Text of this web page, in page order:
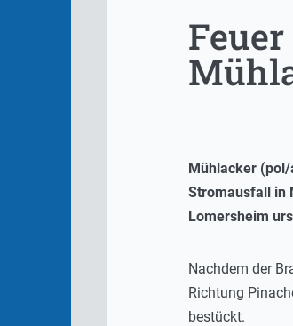
Mühlacker
Stromausfall in
Lomersheim
Nachdem der
Richtung
bestückt.